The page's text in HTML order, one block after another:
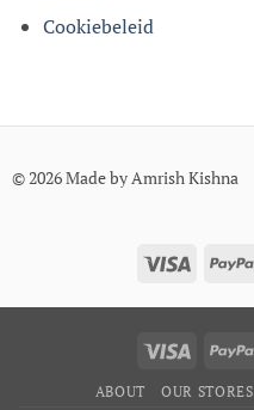
Cookiebeleid
© 2026 Made by Amrish Kishna
Visa
Visa
ABOUT OUR STORES